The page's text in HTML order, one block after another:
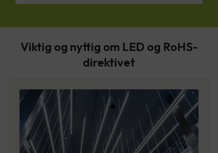
Viktig og nyttig om LED og RoHS-
direktivet